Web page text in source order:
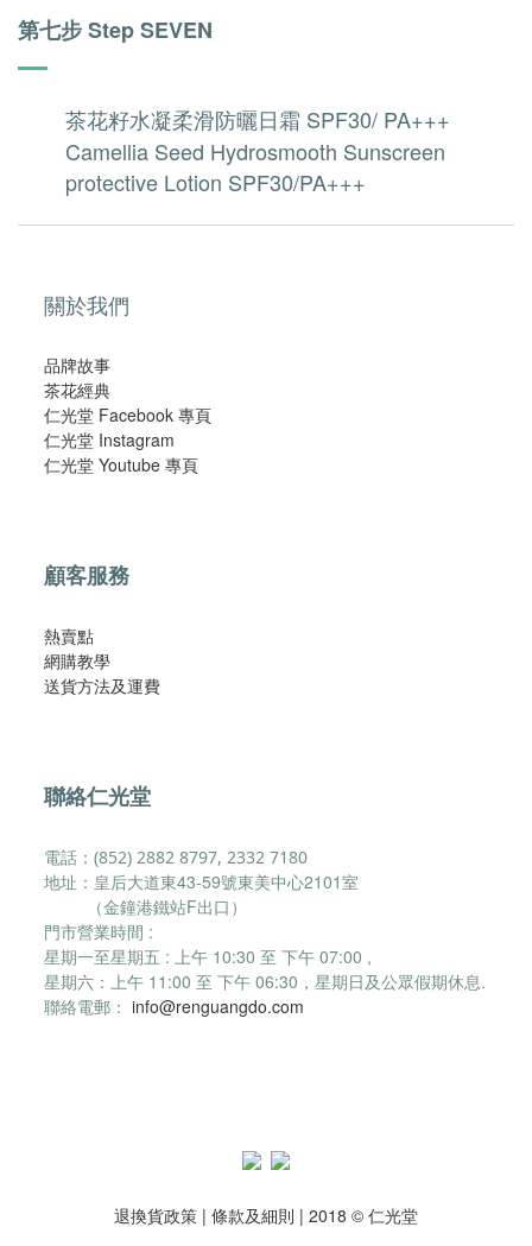
第七步 Step SEVEN
茶花籽水凝柔滑防曬日霜 SPF30/ PA+++
Camellia Seed Hydrosmooth Sunscreen
protective Lotion SPF30/PA+++
關於我們
品牌故事
茶花經典
仁光堂 Facebook 專頁
仁光堂 Instagram
仁光堂 Youtube 專頁
顧客服務
熱賣點
網購教學
​送貨方法及運費​
聯絡仁光堂
電話：(852) 2882 8797, 2332 7180
地址：皇后大道東43-59號東美中心2101室
（金鐘港鐵站F出口）
門市營業時間 :
星期一至星期五 : 上午 10:30 至 下午 07:00 ,
星期六： 上午 11:00 至 下午 06:30， 星期日及公眾假期休息.
聯絡電郵： info@renguangdo.com
退換貨政策 | 條款及細則 | 2018 © 仁光堂